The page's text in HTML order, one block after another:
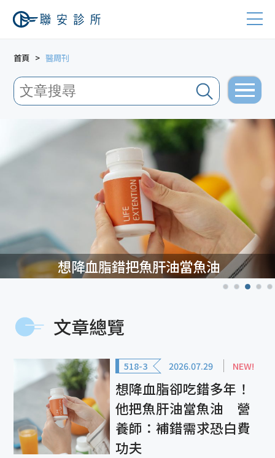
首頁 醫周刊
想降血脂錯把魚肝油當魚油
文章總覽
518-3 2026.07.29 NEW!
想降血脂卻吃錯多年！
他把魚肝油當魚油 營
養師：補錯需求恐白費
功夫